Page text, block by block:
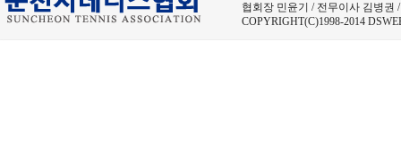
협회장 민윤기 / 전무이사 김병권
COPYRIGHT(C)1998-2014